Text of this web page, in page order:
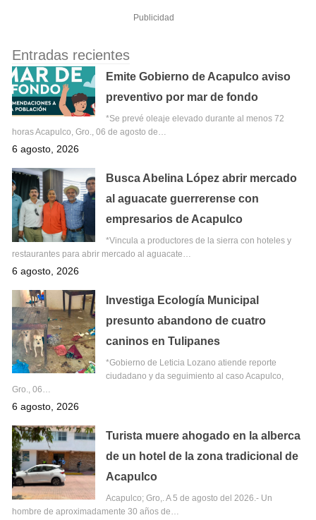
Publicidad
Entradas recientes
Emite Gobierno de Acapulco aviso
preventivo por mar de fondo
*Se prevé oleaje elevado durante al menos 72
horas Acapulco, Gro., 06 de agosto de…
6 agosto, 2026
Busca Abelina López abrir mercado
al aguacate guerrerense con
empresarios de Acapulco
*Vincula a productores de la sierra con hoteles y
restaurantes para abrir mercado al aguacate…
6 agosto, 2026
Investiga Ecología Municipal
presunto abandono de cuatro
caninos en Tulipanes
*Gobierno de Leticia Lozano atiende reporte
ciudadano y da seguimiento al caso Acapulco,
Gro., 06…
6 agosto, 2026
Turista muere ahogado en la alberca
de un hotel de la zona tradicional de
Acapulco
Acapulco; Gro,. A 5 de agosto del 2026.- Un
hombre de aproximadamente 30 años de…